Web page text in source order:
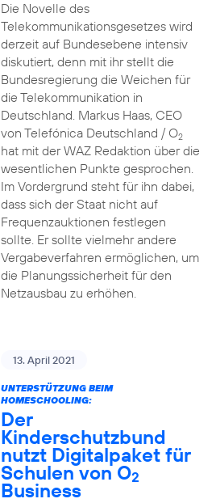
Die Novelle des
Telekommunikationsgesetzes wird
derzeit auf Bundesebene intensiv
diskutiert, denn mit ihr stellt die
Bundesregierung die Weichen für
die Telekommunikation in
Deutschland. Markus Haas, CEO
von Telefónica Deutschland / O2
hat mit der WAZ Redaktion über die
wesentlichen Punkte gesprochen.
Im Vordergrund steht für ihn dabei,
dass sich der Staat nicht auf
Frequenzauktionen festlegen
sollte. Er sollte vielmehr andere
Vergabeverfahren ermöglichen, um
die Planungssicherheit für den
Netzausbau zu erhöhen.
13. April 2021
UNTERSTÜTZUNG BEIM
HOMESCHOOLING:
Der
Kinderschutzbund
nutzt Digitalpaket für
Schulen von O2
Business